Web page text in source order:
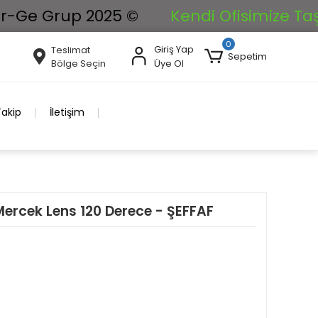
Grup 2025 © Kendi Ofisimize
Teslimat
Bölge Seçin
Giriş Yap
Üye Ol
0
Sepetim
İletişim
Lens 120 Derece - ŞEFFAF